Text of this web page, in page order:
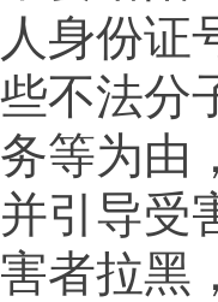
人身份证
些不法分
务等为由
并引导受
害者拉黑